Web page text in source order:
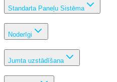
Standarta Paneļu Sistēma
Noderīgi
Jumta uzstādīšana